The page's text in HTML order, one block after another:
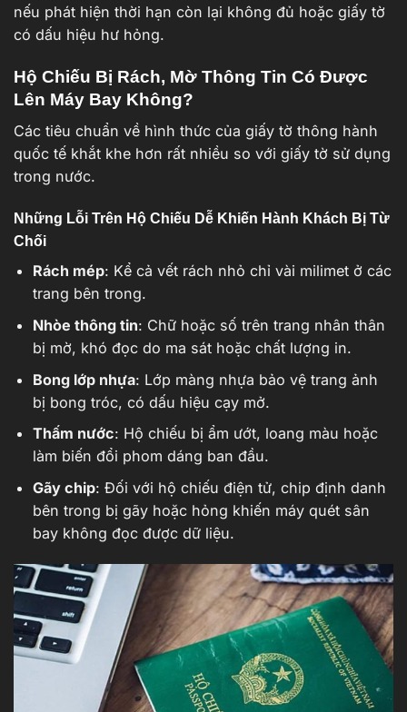
nếu phát hiện thời hạn còn lại không đủ hoặc giấy tờ
có dấu hiệu hư hỏng.
Hộ Chiếu Bị Rách, Mờ Thông Tin Có Được
Lên Máy Bay Không?
Các tiêu chuẩn về hình thức của giấy tờ thông hành
quốc tế khắt khe hơn rất nhiều so với giấy tờ sử dụng
trong nước.
Những Lỗi Trên Hộ Chiếu Dễ Khiến Hành Khách Bị Từ
Chối
Rách mép: Kể cả vết rách nhỏ chỉ vài milimet ở các
trang bên trong.
Nhòe thông tin: Chữ hoặc số trên trang nhân thân
bị mờ, khó đọc do ma sát hoặc chất lượng in.
Bong lớp nhựa: Lớp màng nhựa bảo vệ trang ảnh
bị bong tróc, có dấu hiệu cạy mở.
Thấm nước: Hộ chiếu bị ẩm ướt, loang màu hoặc
làm biến đổi phom dáng ban đầu.
Gãy chip: Đối với hộ chiếu điện tử, chip định danh
bên trong bị gãy hoặc hỏng khiến máy quét sân
bay không đọc được dữ liệu.